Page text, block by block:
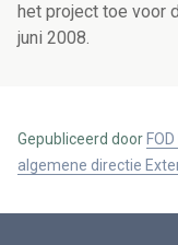
het project toe voor
juni 2008.
Gepubliceerd door
algemene directie